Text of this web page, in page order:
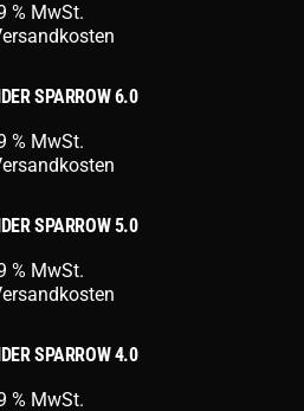
% MwSt.
SPARROW 6.0
% MwSt.
SPARROW 5.0
% MwSt.
SPARROW 4.0
% MwSt.